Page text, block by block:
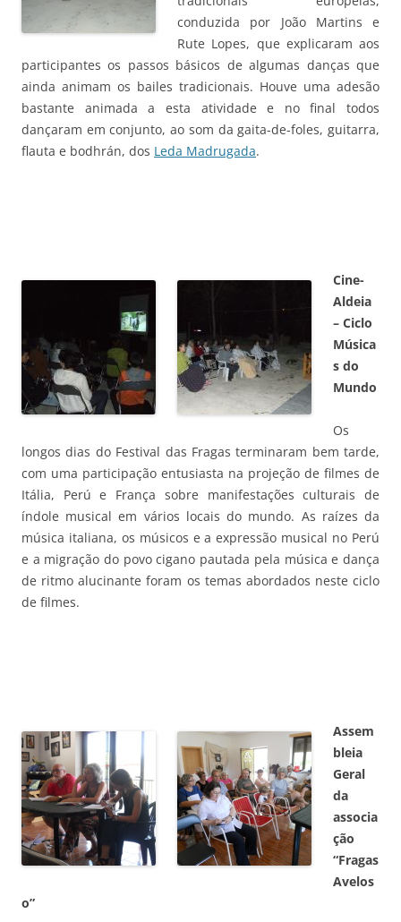
conduzida por João Martins e
Rute Lopes, que explicaram aos
participantes os passos básicos de algumas danças que
ainda animam os bailes tradicionais. Houve uma adesão
bastante animada a esta atividade e no final todos
dançaram em conjunto, ao som da gaita-de-foles, guitarra,
flauta e bodhrán, dos Leda Madrugada.
Cine-
Aldeia
– Ciclo
Música
s do
Mundo
Os
longos dias do Festival das Fragas terminaram bem tarde,
com uma participação entusiasta na projeção de filmes de
Itália, Perú e França sobre manifestações culturais de
índole musical em vários locais do mundo. As raízes da
música italiana, os músicos e a expressão musical no Perú
e a migração do povo cigano pautada pela música e dança
de ritmo alucinante foram os temas abordados neste ciclo
de filmes.
Assem
bleia
Geral
da
associa
ção
“Fragas
Avelos
o”